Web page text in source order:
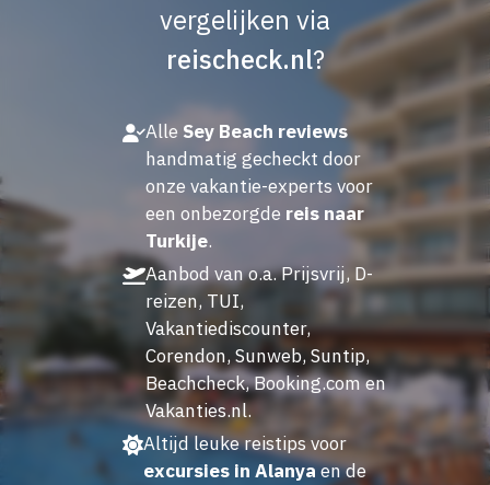
vergelijken via
reischeck.nl?
Alle Sey Beach reviews
handmatig gecheckt door
onze vakantie-experts voor
een onbezorgde reis naar
Turkije.
Aanbod van o.a. Prijsvrij, D-
reizen, TUI,
Vakantiediscounter,
Corendon, Sunweb, Suntip,
Beachcheck, Booking.com en
Vakanties.nl.
Altijd leuke reistips voor
excursies in Alanyaen de